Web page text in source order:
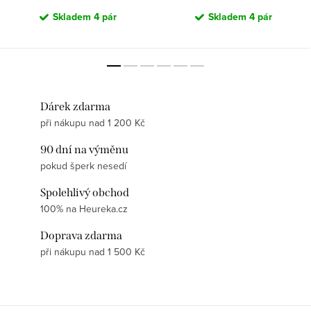
Skladem 4 pár Skladem 4 pár
Dárek zdarma
při nákupu nad 1 200 Kč
90 dní na výměnu
pokud šperk nesedí
Spolehlivý obchod
100% na Heureka.cz
Doprava zdarma
při nákupu nad 1 500 Kč